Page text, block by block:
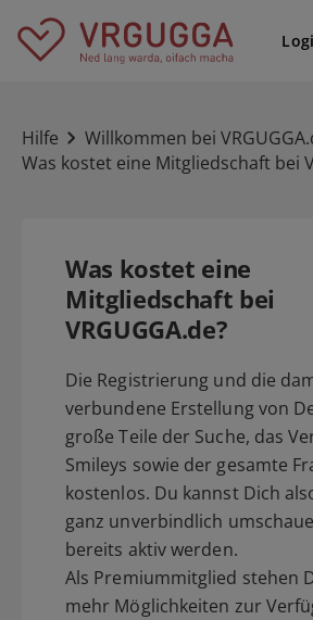
Hilfe
Willkommen bei
Was kostet eine Mitgliedschaft bei
Was kostet eine
Mitgliedschaft bei
VRGUGGA.de?
Die Registrierung und die
verbundene Erstellung von
große Teile der Suche, das
Smileys sowie der gesamte
kostenlos. Du kannst Dich
ganz unverbindlich
bereits aktiv werden.
Als Premiummitglied stehen
mehr Möglichkeiten zur